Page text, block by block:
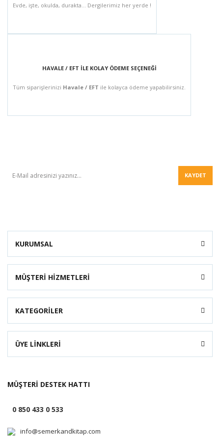
Evde, işte, okulda, durakta... Dergilerimiz her yerde !
HAVALE / EFT İLE KOLAY ÖDEME SEÇENEĞİ
Tüm siparişlerinizi Havale / EFT ile kolayca ödeme yapabilirsiniz.
KAYDET
KURUMSAL
MÜŞTERİ HİZMETLERİ
KATEGORİLER
ÜYE LİNKLERİ
MÜŞTERİ DESTEK HATTI
0 850 433 0 533
info@semerkandkitap.com